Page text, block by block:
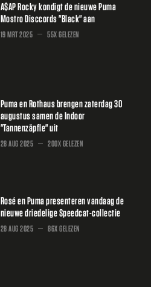
A$AP Rocky kondigt de nieuwe Puma
Mostro Disccords "Black" aan
19 MRT 2025 55X GELEZEN
Puma en Rothaus brengen zaterdag 30
augustus samen de Indoor
"Tannenzäpfle" uit
28 AUG 2025 200X GELEZEN
Rosé en Puma presenteren vandaag de
nieuwe driedelige Speedcat-collectie
28 AUG 2025 86X GELEZEN